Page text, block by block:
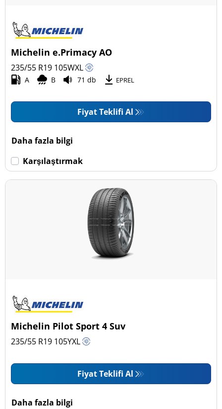
Michelin e.Primacy AO
235/55 R19 105WXL
A B 71 db EPREL
Fiyat Teklifi Al
Daha fazla bilgi
Karşılaştırmak
Michelin Pilot Sport 4 Suv
235/55 R19 105YXL
Fiyat Teklifi Al
Daha fazla bilgi